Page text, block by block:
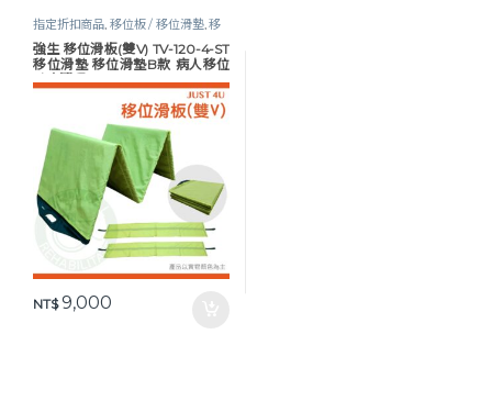
指定折扣商品, 移位板 / 移位滑墊,移
位輔具,行動輔具
強生 移位滑板(雙V) TV-120-4-ST
移位滑墊 移位滑墊B款 病人移位
臥床照顧 JUST 4U
NT$9,000